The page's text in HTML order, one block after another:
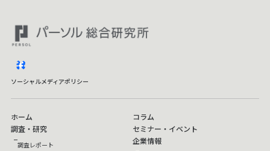
ソーシャルメディアポリシー
ホーム
調査・研究
調査レポート
コラム
セミナー・イベント
企業情報